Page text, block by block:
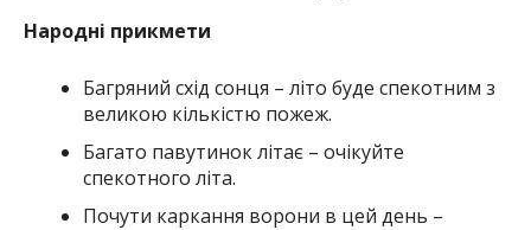
Народні прикмети
Багряний схід сонця – літо буде спекотним з
великою кількістю пожеж.
Багато павутинок літає – очікуйте
спекотного літа.
Почути каркання ворони в цей день –